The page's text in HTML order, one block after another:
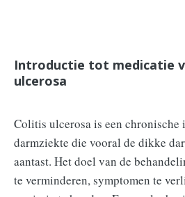
Introductie tot medicatie
ulcerosa
Colitis ulcerosa is een chronische
darmziekte die vooral de dikke
aantast. Het doel van de
te verminderen, symptomen te